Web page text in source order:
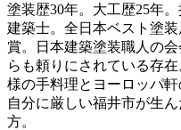
塗装歴30年。大工歴25年
建築士。全日本ベスト塗
賞。日本建築塗装職人の
らも頼りにされている存
様の手料理とヨーロッパ
自分に厳しい福井市が生
方。